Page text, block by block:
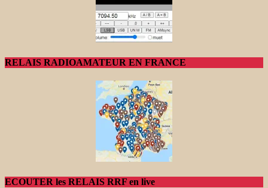
RELAIS RADIOAMATEUR EN FRANCE
ECOUTER les RELAIS RRF en live